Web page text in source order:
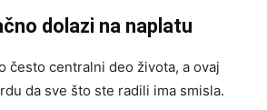
dolazi na naplatu
često centralni deo života, a ovaj
da sve što ste radili ima smisla.